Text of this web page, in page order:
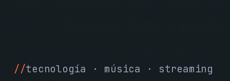
tecnología · música · streaming